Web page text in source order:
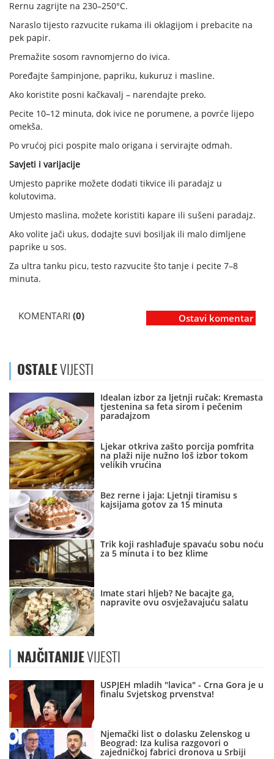
Rernu zagrijte na 230–250°C.
Naraslo tijesto razvucite rukama ili oklagijom i prebacite na
pek papir.
Premažite sosom ravnomjerno do ivica.
Poređajte šampinjone, papriku, kukuruz i masline.
Ako koristite posni kačkavalj – narendajte preko.
Pecite 10–12 minuta, dok ivice ne porumene, a povrće lijepo
omekša.
Po vrućoj pici pospite malo origana i servirajte odmah.
Savjeti i varijacije
Umjesto paprike možete dodati tikvice ili paradajz u
kolutovima.
Umjesto maslina, možete koristiti kapare ili sušeni paradajz.
Ako volite jači ukus, dodajte suvi bosiljak ili malo dimljene
paprike u sos.
Za ultra tanku picu, testo razvucite što tanje i pecite 7–8
minuta.
KOMENTARI (0) Ostavi komentar
OSTALEVIJESTI
Idealan izbor za ljetnji ručak: Kremasta
tjestenina sa feta sirom i pečenim
paradajzom
Ljekar otkriva zašto porcija pomfrita
na plaži nije nužno loš izbor tokom
velikih vrućina
Bez rerne i jaja: Ljetnji tiramisu s
kajsijama gotov za 15 minuta
Trik koji rashlađuje spavaću sobu noću
za 5 minuta i to bez klime
Imate stari hljeb? Ne bacajte ga,
napravite ovu osvježavajuću salatu
NAJČITANIJEVIJESTI
USPJEH mladih "lavica" - Crna Gora je u
finalu Svjetskog prvenstva!
Njemački list o dolasku Zelenskog u
Beograd: Iza kulisa razgovori o
zajedničkoj fabrici dronova u Srbiji